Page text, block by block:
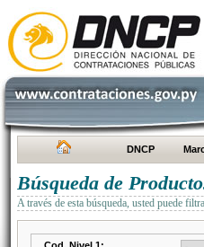
DNCP
Búsqueda de
A través de esta búsqueda, usted puede